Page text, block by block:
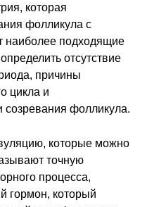
которая
фолликула с
подходящие
отсутствие
причины
цикла и
созревания фолликула.
которые можно
точную
процесса,
гормон, который